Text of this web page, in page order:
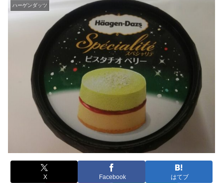
ハーゲンダッツ
X Facebook はてブ